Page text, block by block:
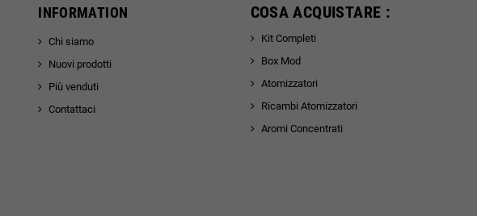
INFORMATION
Chi siamo
Nuovi prodotti
Più venduti
Contattaci
COSA ACQUISTARE :
Kit Completi
Box Mod
Atomizzatori
Ricambi Atomizzatori
Aromi Concentrati